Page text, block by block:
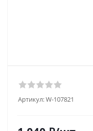
Артикул:W-107821